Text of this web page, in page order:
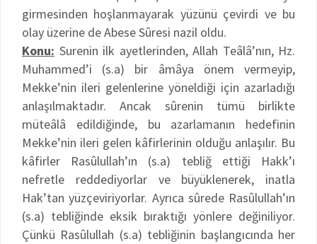
girmesinden hoşlanmayarak yüzünü çevirdi ve bu
olay üzerine de Abese Sûresi nazil oldu.
Konu: Surenin ilk ayetlerinden, Allah Teâlâ’nın, Hz.
Muhammed’i (s.a) bir âmâya önem vermeyip,
Mekke’nin ileri gelenlerine yöneldiği için azarladığı
anlaşılmaktadır. Ancak sûrenin tümü birlikte
müteâlâ edildiğinde, bu azarlamanın hedefinin
Mekke’nin ileri gelen kâfirlerinin olduğu anlaşılır. Bu
kâfirler Rasûlullah’ın (s.a) tebliğ ettiği Hakk’ı
nefretle reddediyorlar ve büyüklenerek, inatla
Hak’tan yüzçeviriyorlar. Ayrıca sûrede Rasûlullah’ın
(s.a) tebliğinde eksik bıraktığı yönlere değiniliyor.
Çünkü Rasûlullah (s.a) tebliğinin başlangıcında her